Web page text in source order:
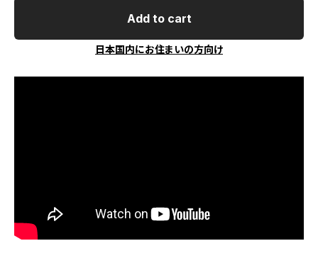
Add to cart
日本国内にお住まいの方向け